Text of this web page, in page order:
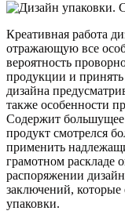
Креативная работа
отражающую все
вероятность
продукции и
дизайна
также особенности
Содержит
продукт смотрелся
применить
грамотном раскладе
распоряжении
заключений, которые
упаковки.